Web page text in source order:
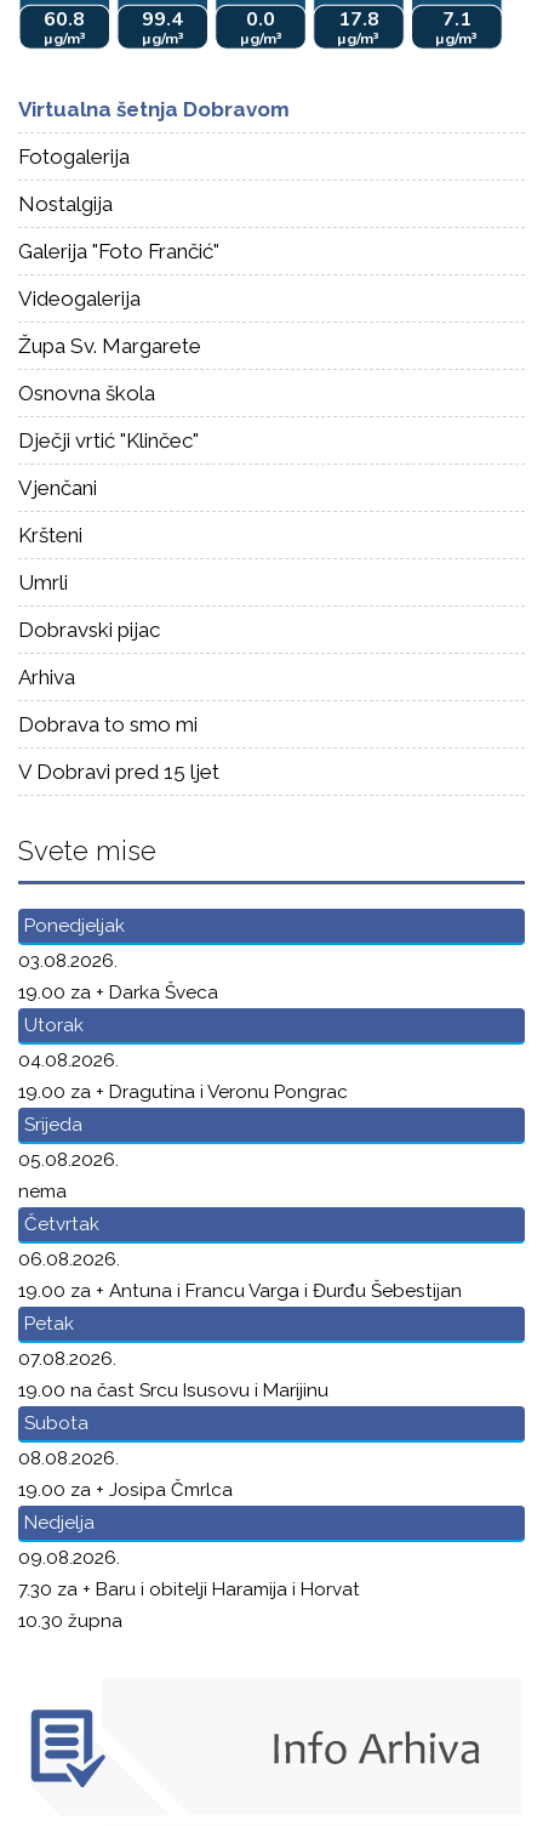
Virtualna šetnja Dobravom
Fotogalerija
Nostalgija
Galerija "Foto Frančić"
Videogalerija
Župa Sv. Margarete
Osnovna škola
Dječji vrtić "Klinčec"
Vjenčani
Kršteni
Umrli
Dobravski pijac
Arhiva
Dobrava to smo mi
V Dobravi pred 15 ljet
Svete mise
Ponedjeljak
03.08.2026.
19.00 za + Darka Šveca
Utorak
04.08.2026.
19.00 za + Dragutina i Veronu Pongrac
Srijeda
05.08.2026.
nema
Četvrtak
06.08.2026.
19.00 za + Antuna i Francu Varga i Đurđu Šebestijan
Petak
07.08.2026.
19.00 na čast Srcu Isusovu i Marijinu
Subota
08.08.2026.
19.00 za + Josipa Čmrlca
Nedjelja
09.08.2026.
7.30 za + Baru i obitelji Haramija i Horvat
10.30 župna